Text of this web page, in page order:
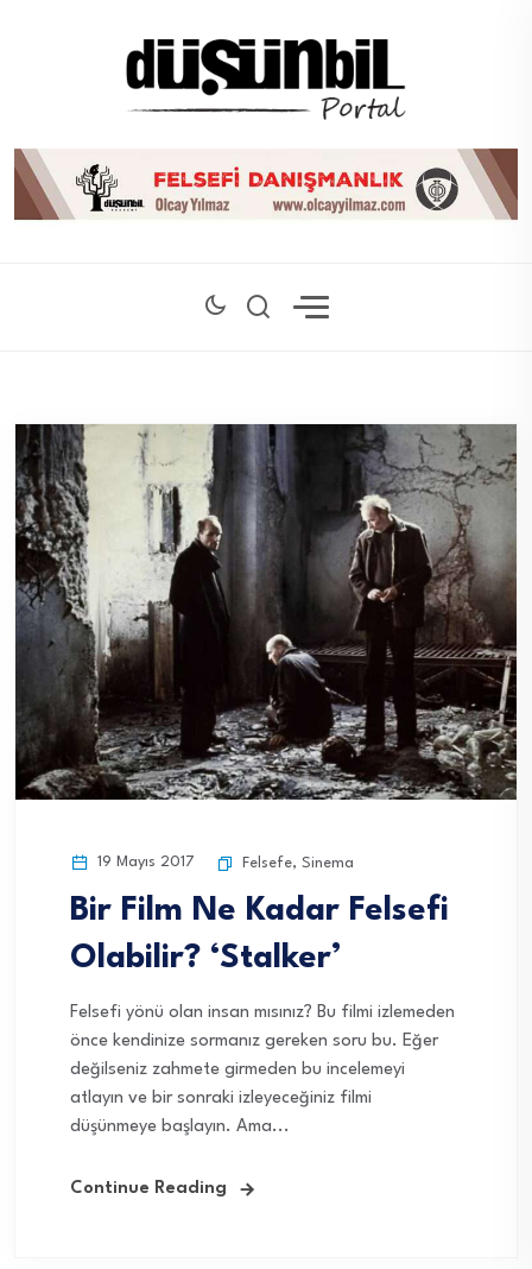
19 Mayıs 2017 Felsefe, Sinema
Bir Film Ne Kadar Felsefi
Olabilir? ‘Stalker’
Felsefi yönü olan insan mısınız? Bu filmi izlemeden
önce kendinize sormanız gereken soru bu. Eğer
değilseniz zahmete girmeden bu incelemeyi
atlayın ve bir sonraki izleyeceğiniz filmi
düşünmeye başlayın. Ama...
Continue Reading